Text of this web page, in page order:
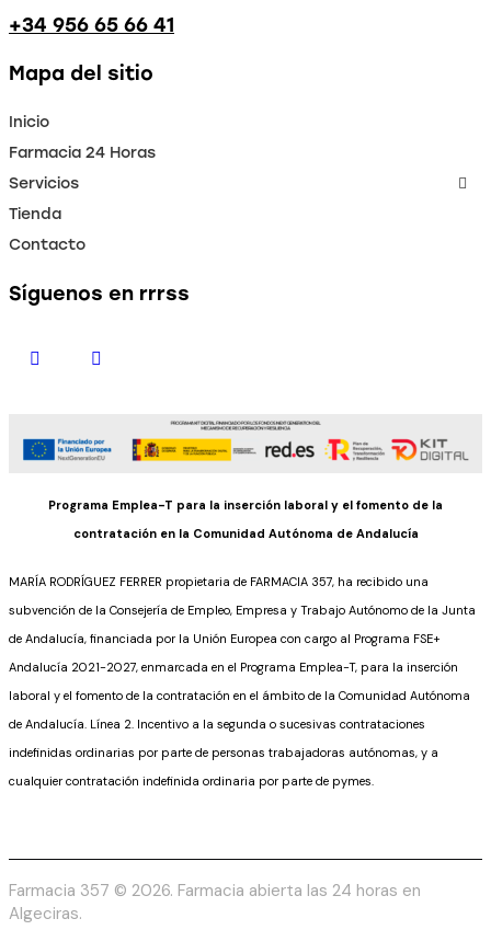
+34 956 65 66 41
Mapa del sitio
Inicio
Farmacia 24 Horas
Servicios
Tienda
Contacto
Síguenos en rrrss
Programa Emplea-T para la inserción laboral y el fomento de la
contratación en la Comunidad Autónoma de Andalucía
MARÍA RODRÍGUEZ FERRER propietaria de FARMACIA 357, ha recibido una
subvención de la Consejería de Empleo, Empresa y Trabajo Autónomo de la Junta
de Andalucía, financiada por la Unión Europea con cargo al Programa FSE+
Andalucía 2021-2027, enmarcada en el Programa Emplea-T, para la inserción
laboral y el fomento de la contratación en el ámbito de la Comunidad Autónoma
de Andalucía. Línea 2. Incentivo a la segunda o sucesivas contrataciones
indefinidas ordinarias por parte de personas trabajadoras autónomas, y a
cualquier contratación indefinida ordinaria por parte de pymes.
Farmacia 357 © 2026. Farmacia abierta las 24 horas en
Algeciras.